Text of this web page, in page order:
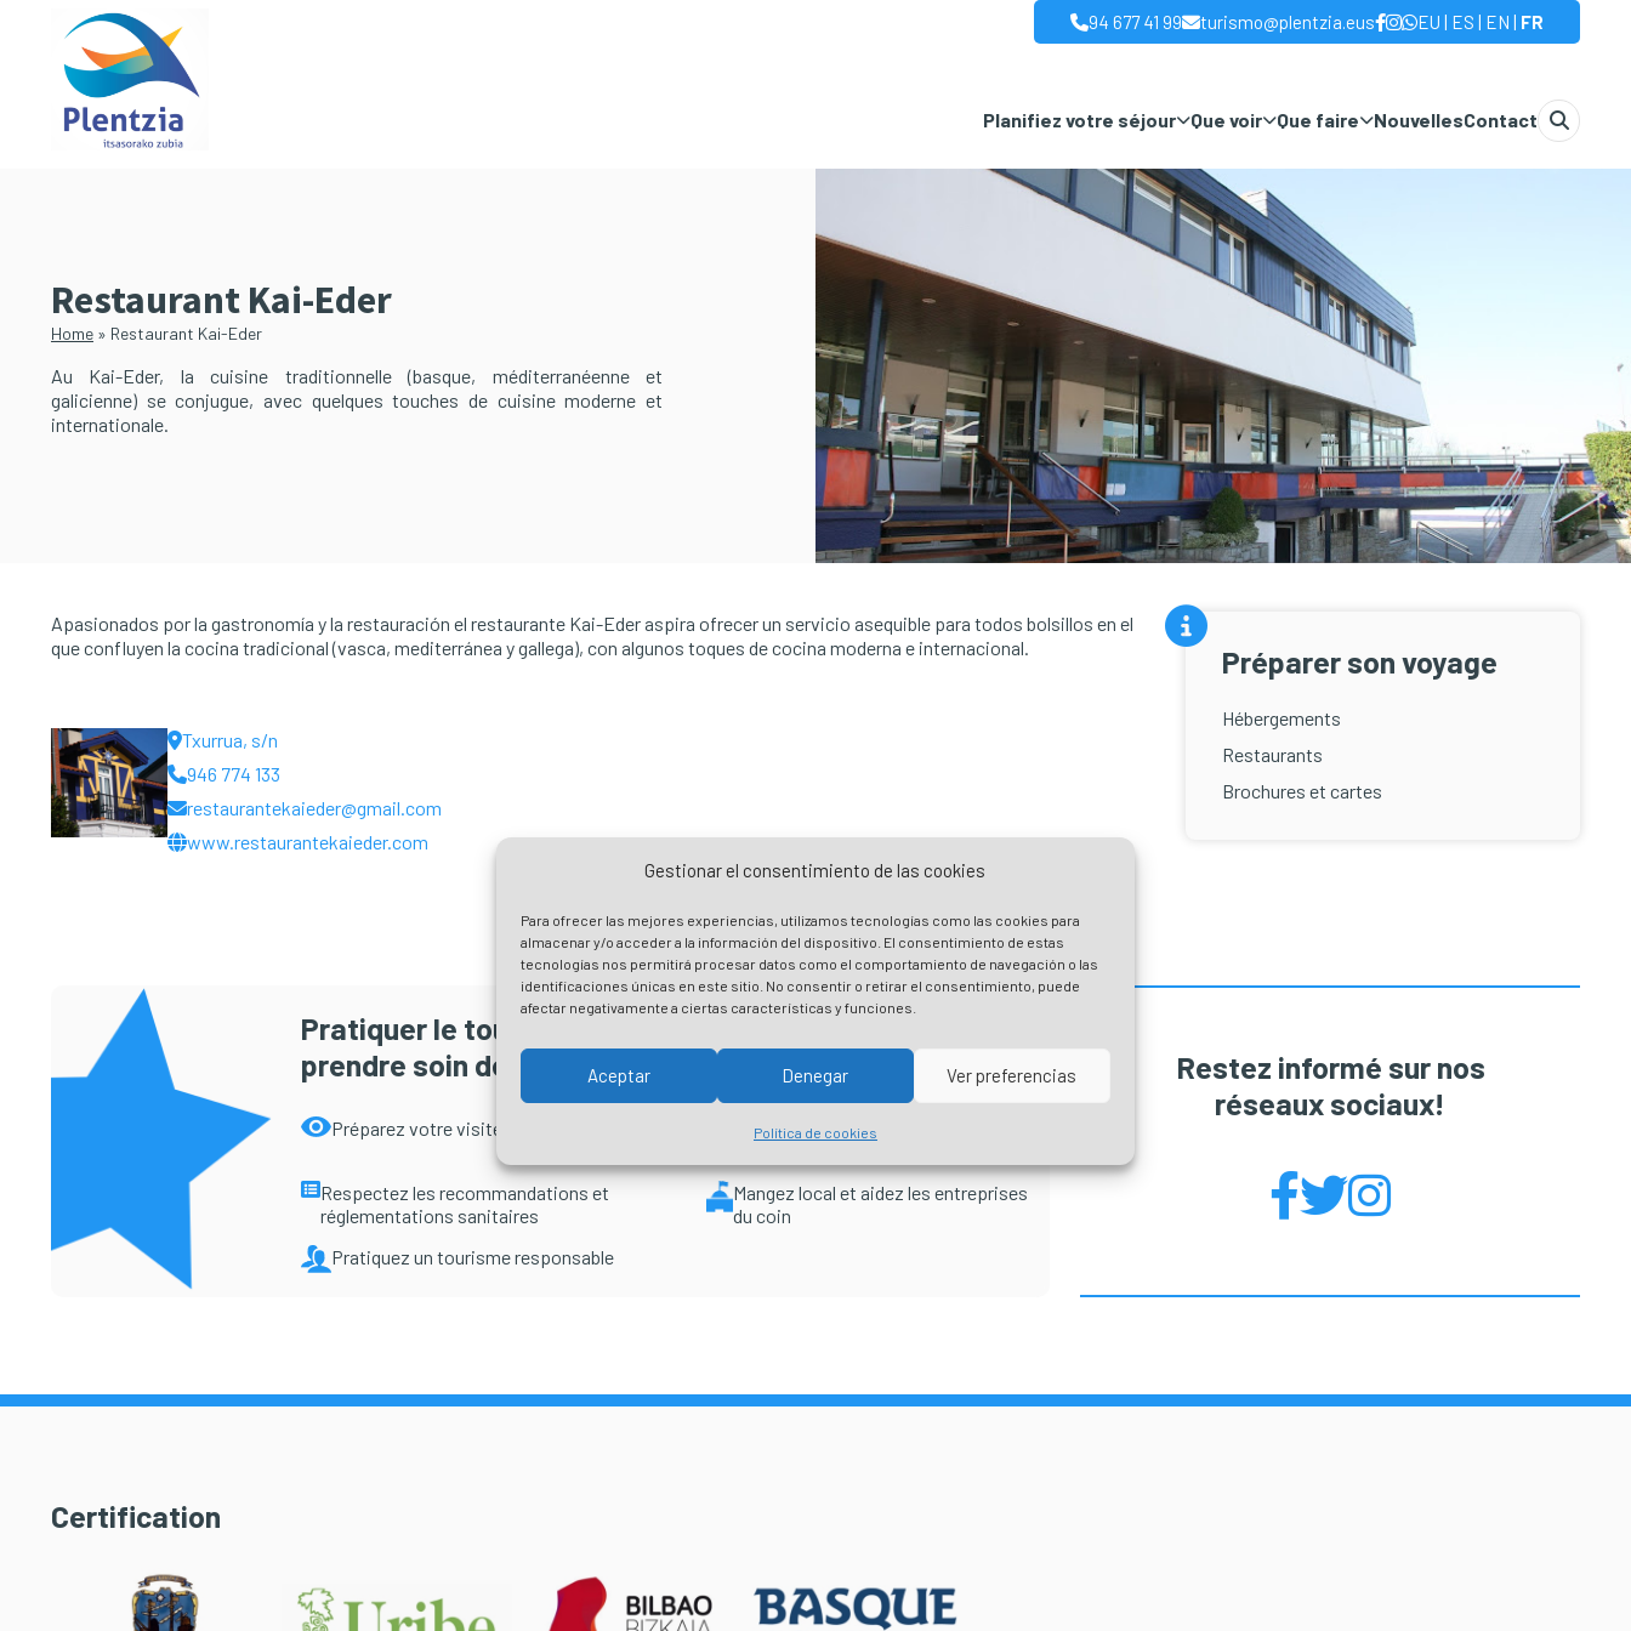
Gestionar el consentimiento de las cookies
Para ofrecer las mejores experiencias, utilizamos tecnologías como las cookies para
almacenar y/o acceder a la información del dispositivo. El consentimiento de estas
tecnologías nos permitirá procesar datos como el comportamiento de navegación o las
identificaciones únicas en este sitio. No consentir o retirar el consentimiento, puede
afectar negativamente a ciertas características y funciones.
Aceptar Denegar Ver preferencias
Política de cookies
contenu
principal
94 677 41 99 turismo@plentzia.eus EU | ES | EN | FR
Planifiez votre séjour Que voir Que faire NouvellesContact
Restaurant Kai-Eder
Home » Restaurant Kai-Eder
Au Kai-Eder, la cuisine traditionnelle (basque, méditerranéenne et
galicienne) se conjugue, avec quelques touches de cuisine moderne et
internationale.
Apasionados por la gastronomía y la restauración el restaurante Kai-Eder aspira ofrecer un servicio asequible para todos bolsillos en el
que confluyen la cocina tradicional (vasca, mediterránea y gallega), con algunos toques de cocina moderna e internacional.
Txurrua, s/n
946 774 133
restaurantekaieder@gmail.com
www.restaurantekaieder.com
Préparer son voyage
Hébergements
Restaurants
Brochures et cartes
Pratiquer le tourisme de manière responsable, c’est
prendre soin de Plentzia
Préparez votre visite
Respectez l’environnement et ne
Respectez les recommandations et
réglementations sanitaires
Mangez local et aidez les entreprises
du coin
Pratiquez un tourisme responsable
Restez informé sur nos
réseaux sociaux!
Certification